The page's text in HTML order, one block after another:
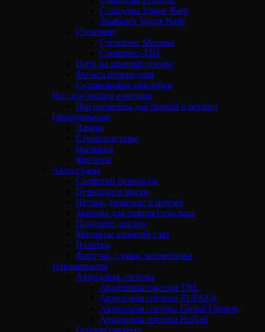
Слайдеры Vogue Nails
Трафарет Vogue Nails
Стемпинг
Стемпинг Малина
Стемпинг-TNL
Нить на клеевой основе
Фольга переводная
Силиконовые наклейки
Все для бровей и ресниц
Инструменты для бровей и ресниц
Оборудование
Лампы
Стерилизаторы
Вытяжки
Фрезеры
Аксессуары
Салфетки безворсов
Перчатки и маски
Щетки, дозаторы и прочее
Зажимы для снятия гель-лака
Подушки для рук
Магниты кошачий глаз
Палитра
Фартуки, сумки, косметички
Наращивание
Акриловая система
Акриловая система TNL
Акриловая система ELPAZA
Акриловая система Global Fashion
Акриловая система RuNail
Гелевая система